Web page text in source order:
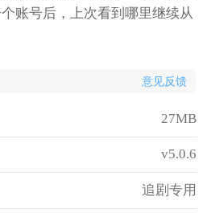
账号后，上次看到哪里继续从
意见反馈
27MB
v5.0.6
追剧专用